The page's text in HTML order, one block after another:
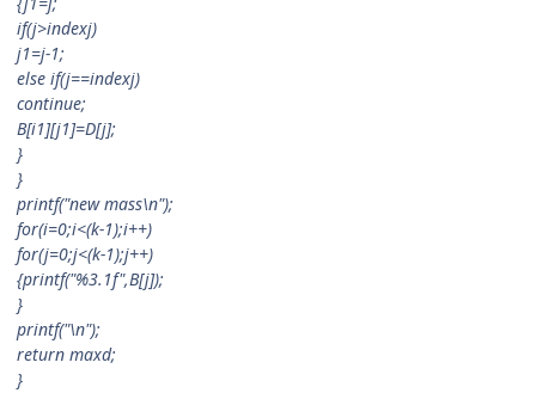
if(j>indexj)
j1=j-1;
else if(j==indexj)
continue;
B[i1][j1]=D[j];
}
}
printf("new mass\n");
for(i=0;i<(k-1);i++)
for(j=0;j<(k-1);j++)
{printf("%3.1f",B[j]);
}
printf("\n");
return maxd;
}